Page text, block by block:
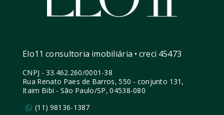
Elo11 consultoria imobiliária • creci 45473
CNPJ - 33.462.260/0001-38
Rua Renato Paes de Barros, 550 - conjunto 131,
Itaim Bibi - São Paulo/SP, 04538-080
(11) 98136-1387